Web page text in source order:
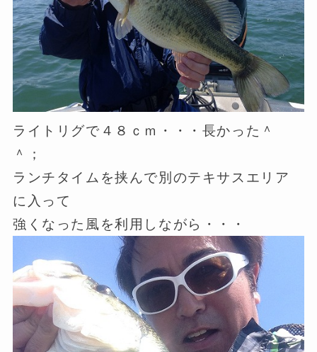
ライトリグで４８ｃｍ・・・長かった＾
＾；
ランチタイムを挟んで別のテキサスエリア
に入って
強くなった風を利用しながら・・・